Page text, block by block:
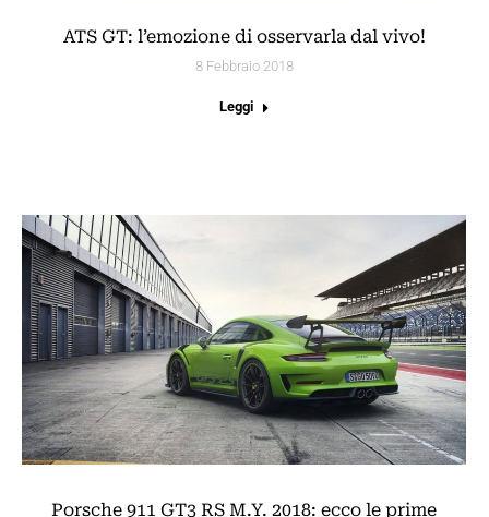
ATS GT: l’emozione di osservarla dal vivo!
8 Febbraio 2018
Leggi
Porsche 911 GT3 RS M.Y. 2018: ecco le prime